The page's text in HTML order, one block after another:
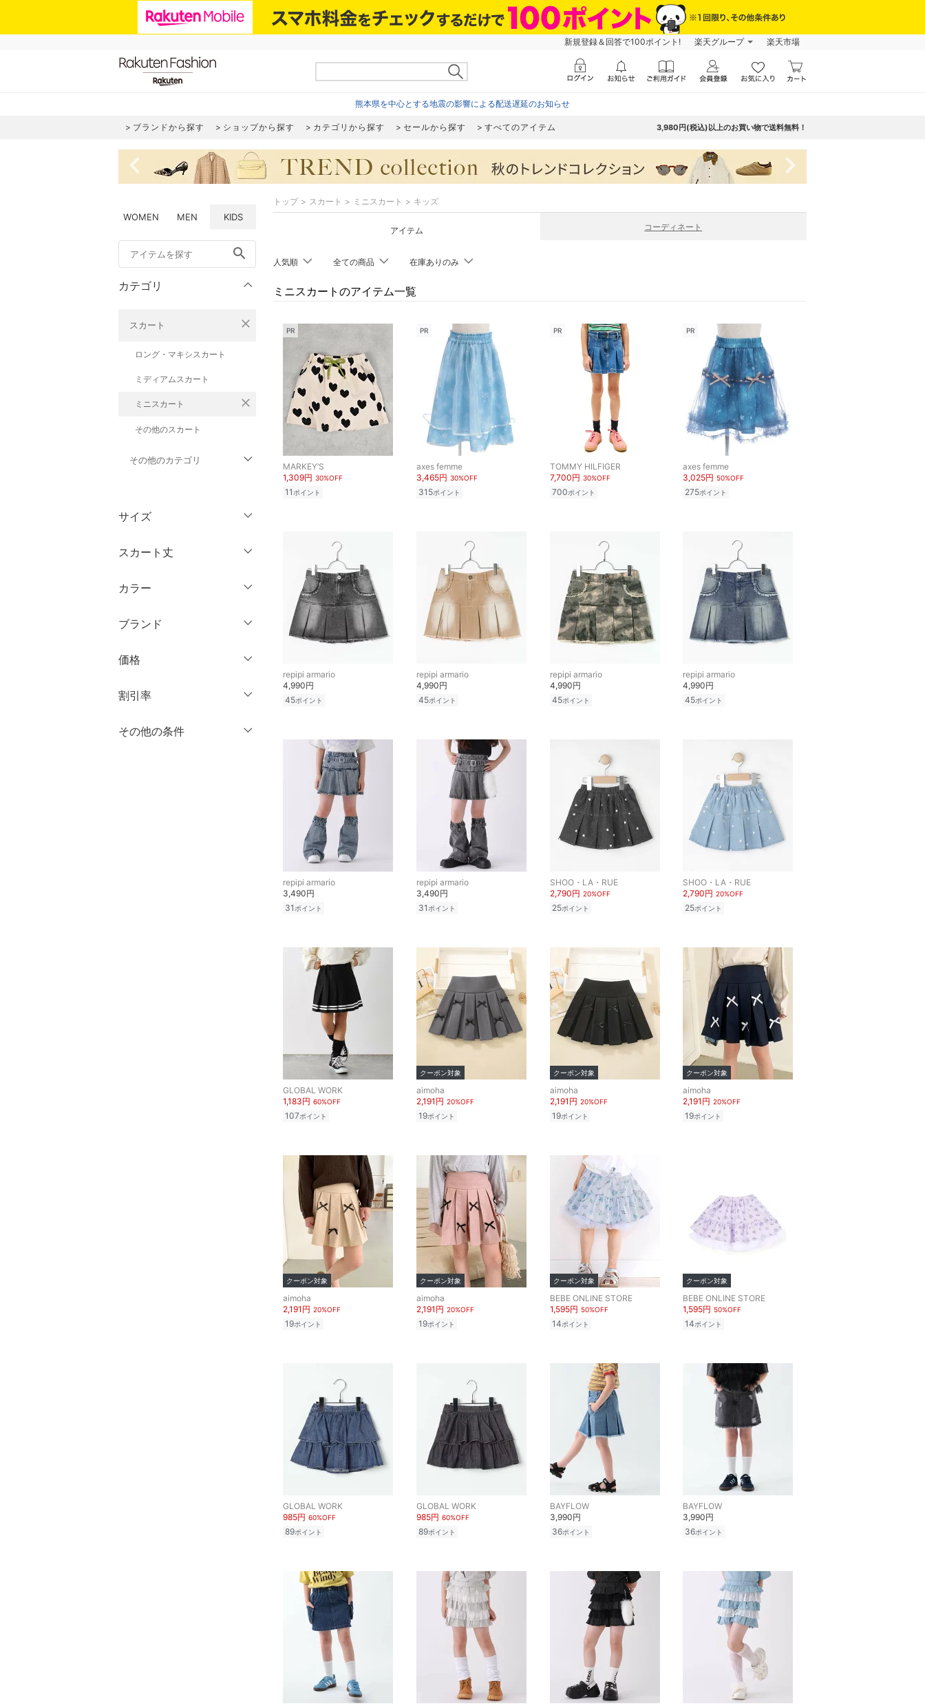
新規登録＆回答で100ポイント! 楽天グループ 楽天市場
熊本県を中心とする地震の影響による配送遅延のお知らせ
ブランドから探す ショップから探す カテゴリから探す セールから探す すべてのアイテム 3,980円(税込)以上のお買い物で送料無料！
navigate_before navigate_next
WOMEN MEN KIDS
search
カテゴリ
スカート close
ロング・マキシスカート
ミディアムスカート
ミニスカート close
その他のスカート
その他のカテゴリ
パンツ
ワンピース・ドレス
オールインワン・オーバ
バッグ
シューズ・靴
インナー・ルームウェア
サイズ
ウェア（S/M/L）
M
XL
～ 59
70 ～ 74
スカート丈
ミニ丈・ショート丈
膝丈・ミディ丈
ロング丈・マキシ丈
カラー
クリア
ブランド
価格
絞り込み
割引率
％OFF～ ％OFF
その他の条件
トップ スカート ミニスカート キッズ
アイテム コーディネート
人気順 全ての商品 在庫ありのみ
ミニスカートのアイテム一覧
PR
MARKEY’S
1,309円 30%OFF
11 ポイント
PR
axes femme
3,465円 30%OFF
315ポイント
PR
TOMMY HILFIGER
7,700円 30%OFF
700ポイント
PR
axes femme
3,025円 50%OFF
275ポイント
repipi armario
4,990円
45ポイント
repipi armario
4,990円
45ポイント
repipi armario
4,990円
45ポイント
repipi armario
4,990円
45ポイント
repipi armario
3,490円
31 ポイント
repipi armario
3,490円
31 ポイント
SHOO・LA・RUE
2,790円 20%OFF
25ポイント
SHOO・LA・RUE
2,790円 20%OFF
25ポイント
GLOBAL WORK
1,183円 60%OFF
107ポイント
クーポン対象
aimoha
2,191円 20%OFF
19ポイント
クーポン対象
aimoha
2,191円 20%OFF
19ポイント
クーポン対象
aimoha
2,191円 20%OFF
19ポイント
クーポン対象
aimoha
2,191円 20%OFF
19ポイント
クーポン対象
aimoha
2,191円 20%OFF
19ポイント
クーポン対象
BEBE ONLINE STORE
1,595円 50%OFF
14ポイント
クーポン対象
BEBE ONLINE STORE
1,595円 50%OFF
14ポイント
GLOBAL WORK
985円 60%OFF
89ポイント
GLOBAL WORK
985円 60%OFF
89ポイント
BAYFLOW
3,990円
36ポイント
BAYFLOW
3,990円
36ポイント